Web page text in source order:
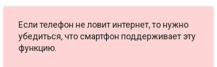
Если телефон не ловит интернет, то нужно
убедиться, что смартфон поддерживает эту
функцию.